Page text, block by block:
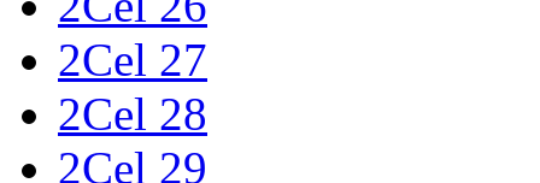
2Cel 27
2Cel 28
2Cel 29